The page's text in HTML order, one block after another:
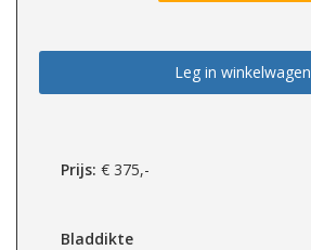
Leg in winkelwagen
Prijs: € 375,-
Bladdikte